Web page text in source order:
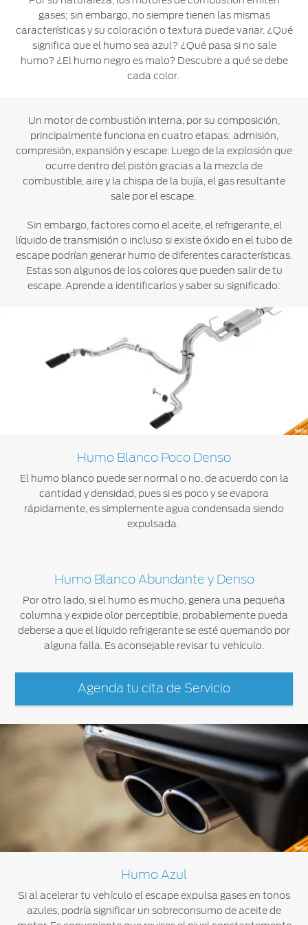
Ford
Custom
Garage
Kits de
Accesorios
Ford
Credit
Vehículos
Comerciales
Descubre
Tu Ford
Distribuidor
Ford
D-
Tect
Originales
Precio de
Mantenimiento
Mantenimiento
Vehículos
Comerciales
Cita de
Servicio
Promociones
Llamado
a
Revisión
Garantía
Partes
Soporte
Técnico
SYNC®
Desempeño
Seguridad
Cambiar
Contraseña
gases; sin embargo, no siempre tienen las mismas
características y su coloración o textura puede variar. ¿Qué
significa que el humo sea azul? ¿Qué pasa si no sale
humo? ¿El humo negro es malo? Descubre a qué se debe
cada color.
Un motor de combustión interna, por su composición,
principalmente funciona en cuatro etapas: admisión,
compresión, expansión y escape. Luego de la explosión que
ocurre dentro del pistón gracias a la mezcla de
combustible, aire y la chispa de la bujía, el gas resultante
sale por el escape.
Sin embargo, factores como el aceite, el refrigerante, el
líquido de transmisión o incluso si existe óxido en el tubo de
escape podrían generar humo de diferentes características.
Estas son algunos de los colores que pueden salir de tu
escape. Aprende a identificarlos y saber su significado:
Humo Blanco Poco Denso
El humo blanco puede ser normal o no, de acuerdo con la
cantidad y densidad, pues si es poco y se evapora
rápidamente, es simplemente agua condensada siendo
expulsada.
Humo Blanco Abundante y Denso
Por otro lado, si el humo es mucho, genera una pequeña
columna y expide olor perceptible, probablemente pueda
deberse a que el líquido refrigerante se esté quemando por
alguna falla. Es aconsejable revisar tu vehículo.
Agenda tu cita de Servicio
Humo Azul
Si al acelerar tu vehículo el escape expulsa gases en tonos
azules, podría significar un sobreconsumo de aceite de